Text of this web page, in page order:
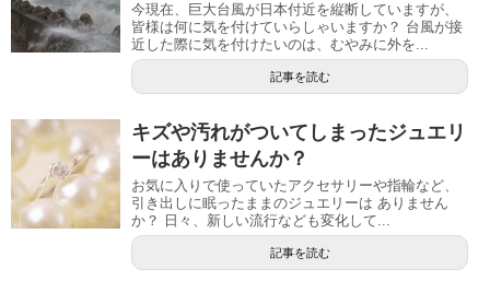
今現在、巨大台風が日本付近を縦断していますが、
皆様は何に気を付けていらしゃいますか？ 台風が接
近した際に気を付けたいのは、むやみに外を...
記事を読む
キズや汚れがついてしまったジュエリ
ーはありませんか？
お気に入りで使っていたアクセサリーや指輪など、
引き出しに眠ったままのジュエリーは ありません
か？ 日々、新しい流行なども変化して...
記事を読む